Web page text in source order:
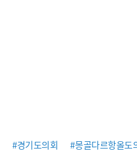
#경기도의회 #몽골다르항올도